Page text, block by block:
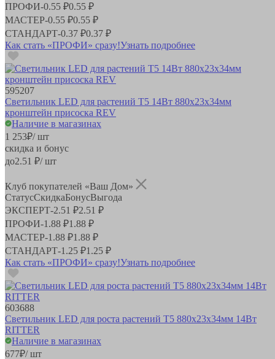
ПРОФИ-0.55 ₽0.55 ₽
МАСТЕР-0.55 ₽0.55 ₽
СТАНДАРТ-0.37 ₽0.37 ₽
Как стать «ПРОФИ» сразу!Узнать подробнее
595207
Светильник LED для растений Т5 14Вт 880х23х34мм
кронштейн присоска REV
Наличие в магазинах
1 253₽/ шт
скидка и бонус
до2.51 ₽/ шт
Клуб покупателей «Ваш Дом»
СтатусСкидкаБонусВыгода
ЭКСПЕРТ-2.51 ₽2.51 ₽
ПРОФИ-1.88 ₽1.88 ₽
МАСТЕР-1.88 ₽1.88 ₽
СТАНДАРТ-1.25 ₽1.25 ₽
Как стать «ПРОФИ» сразу!Узнать подробнее
603688
Светильник LED для роста растений Т5 880х23х34мм 14Вт
RITTER
Наличие в магазинах
677₽/ шт